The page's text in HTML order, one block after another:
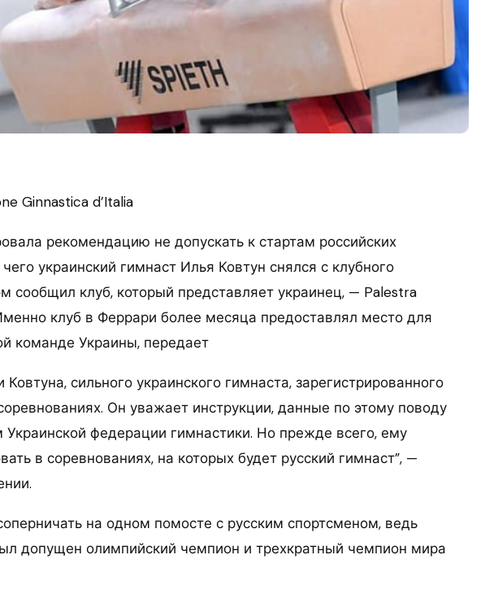
Ginnastica d’Italia
рекомендацию не допускать к стартам российских
украинский гимнаст Илья Ковтун снялся с клубного
сообщил клуб, который представляет украинец, — Palestra
клуб в Феррари более месяца предоставлял место для
команде Украины, передает
сильного украинского гимнаста, зарегистрированного
Он уважает инструкции, данные по этому поводу
федерации гимнастики. Но прежде всего, ему
в соревнованиях, на которых будет русский гимнаст”, —
на одном помосте с русским спортсменом, ведь
допущен олимпийский чемпион и трехкратный чемпион мира